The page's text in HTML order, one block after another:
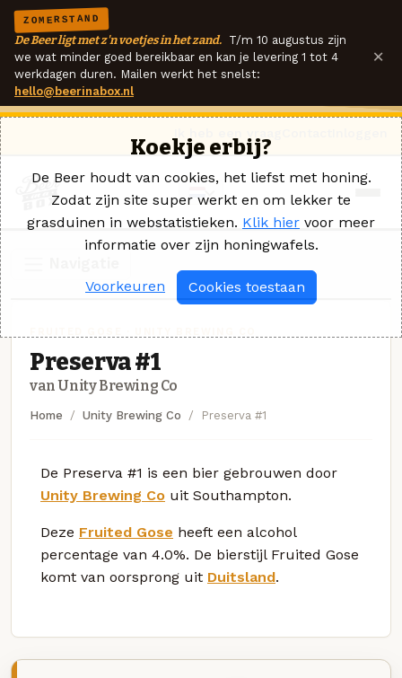
ZOMERSTAND
De Beer ligt met z'n voetjes in het zand. T/m 10 augustus zijn
we wat minder goed bereikbaar en kan je levering 1 tot 4
werkdagen duren. Mailen werkt het snelst:
hello@beerinabox.nl
×
Preserva #1
van Unity Brewing Co
Home Unity Brewing Co Preserva #1
De Preserva #1 is een bier gebrouwen door
Unity Brewing Co uit Southampton.
Deze Fruited Gose heeft een alcohol
percentage van 4.0%. De bierstijl Fruited Gose
komt van oorsprong uit Duitsland.
Koekje erbij?
De Beer houdt van cookies, het liefst met honing.
Zodat zijn site super werkt en om lekker te
grasduinen in webstatistieken. Klik hier voor meer
informatie over zijn honingwafels.
Voorkeuren Cookies toestaan